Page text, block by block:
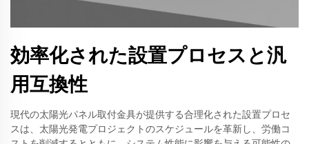
効率化された設置プロセスと汎
用互換性
現代の太陽光パネル取付金具が提供する合理化された設置プロセ
スは、太陽光発電プロジェクトのスケジュールを革新し、労働コ